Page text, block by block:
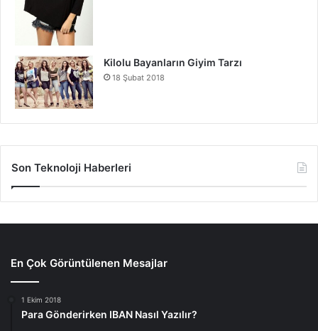
Kilolu Bayanların Giyim Tarzı
18 Şubat 2018
Son Teknoloji Haberleri
En Çok Görüntülenen Mesajlar
1 Ekim 2018
Para Gönderirken IBAN Nasıl Yazılır?